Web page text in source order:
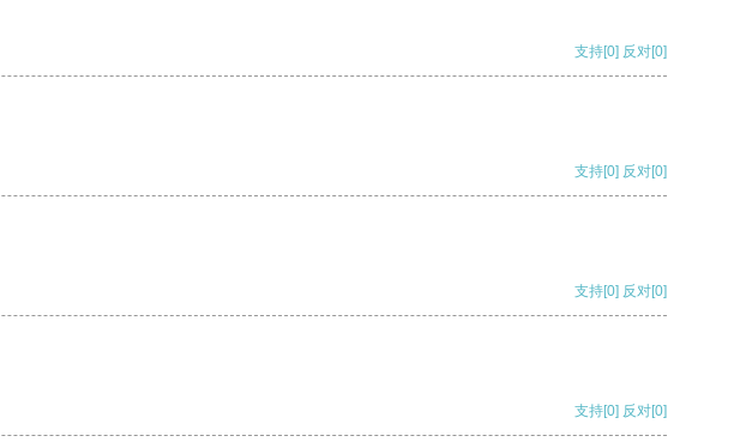
支持[0] 反对[0]
支持[0] 反对[0]
支持[0] 反对[0]
支持[0] 反对[0]